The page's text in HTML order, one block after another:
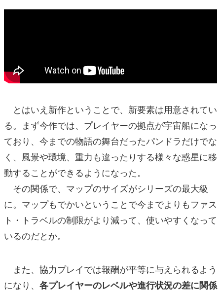
とはいえ新作ということで、新要素は用意されてい
る。まず今作では、プレイヤーの拠点が宇宙船になっ
ており、今までの物語の舞台だったパンドラだけでな
く、風景や環境、重力も違ったりする様々な惑星に移
動することができるようになった。
その関係で、マップのサイズがシリーズの最大級
に。マップもでかいということで今までよりもファス
ト・トラベルの制限がより減って、使いやすくなって
いるのだとか。
また、協力プレイでは報酬が平等に与えられるよう
になり、 各プレイヤーのレベルや進行状況の差に関係